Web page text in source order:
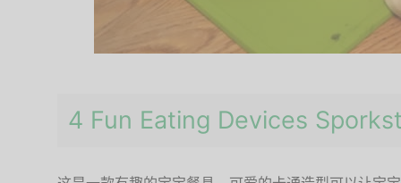
4 Fun Eating Devices